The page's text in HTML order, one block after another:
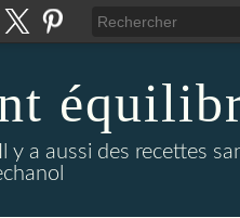
a aussi des recettes